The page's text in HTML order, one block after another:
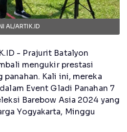
AL/ARTIK.ID
- Prajurit Batalyon
mengukir prestasi
Kali ini, mereka
Event Gladi Panahan 7
Barebow Asia 2024 yang
Yogyakarta, Minggu